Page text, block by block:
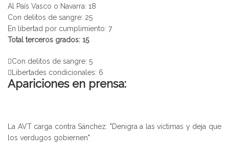
Al País Vasco o Navarra: 18
Con delitos de sangre: 25
En libertad por cumplimiento: 7
Total terceros grados: 15
Con delitos de sangre: 5
Libertades condicionales: 6
Apariciones en prensa:
La AVT carga contra Sánchez: "Denigra a las víctimas y deja que
los verdugos gobiernen"